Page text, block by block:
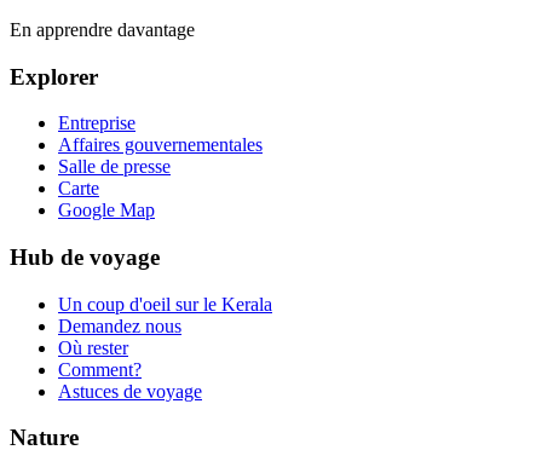
En apprendre davantage
Explorer
Entreprise
Affaires gouvernementales
Salle de presse
Carte
Google Map
Hub de voyage
Un coup d'oeil sur le Kerala
Demandez nous
Où rester
Comment?
Astuces de voyage
Nature